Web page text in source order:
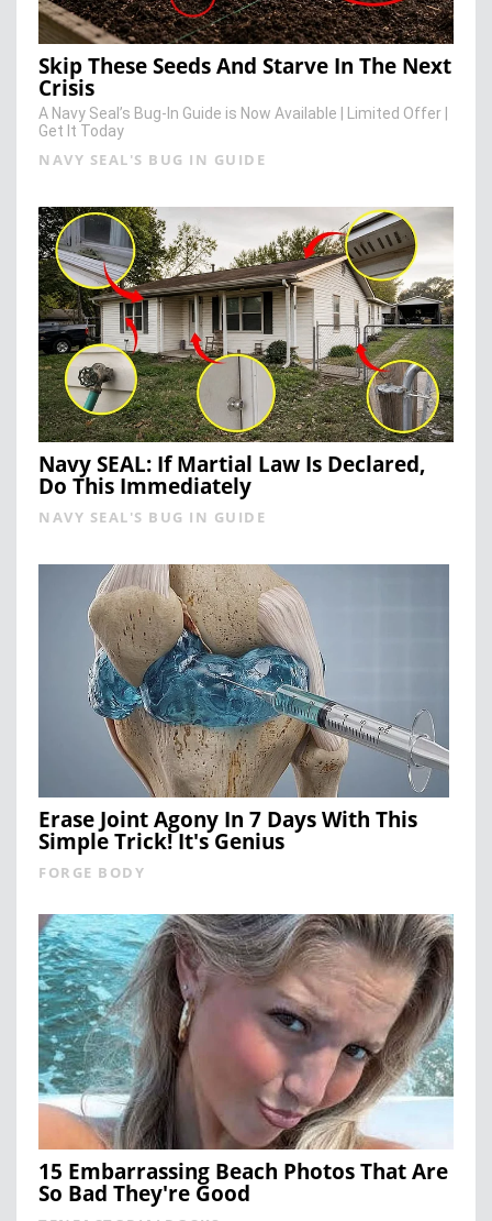
Skip These Seeds And Starve In The Next
Crisis
A Navy Seal’s Bug-In Guide is Now Available | Limited Offer |
Get It Today
NAVY SEAL'S BUG IN GUIDE
Navy SEAL: If Martial Law Is Declared,
Do This Immediately
NAVY SEAL'S BUG IN GUIDE
Erase Joint Agony In 7 Days With This
Simple Trick! It's Genius
FORGE BODY
15 Embarrassing Beach Photos That Are
So Bad They're Good